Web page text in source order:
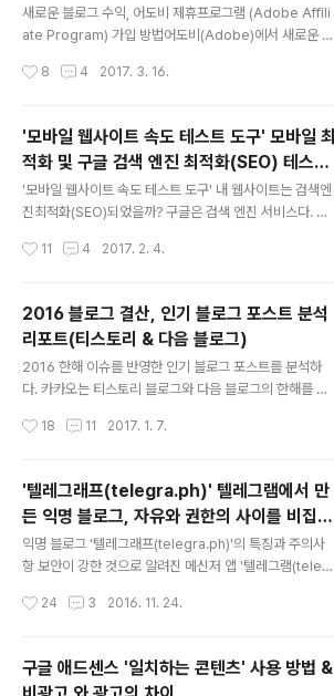
가 결산해 준 내용을 살펴보았다. IT 블로그라고 자부하는
만큼 역시나 'IT 인터넷'과 'IT 제품리뷰' 카테고리에 글이
+포스팅'에 선정되었다. 하루 한개 포스팅을 하는 분들도
새로운 블로그 수익, 어도비 제휴프로그램 (Adobe Affili
ate Program) 가입 방법어도비(Adobe)에서 새로운 제
어도비 社는 포토샵, 프리미어, 라이트룸, 일러스트레이터
는 프로그램을 제공하는 기업이다. 하지만 어도비 프로그
램이 워낙 고가이다보니 이를 해결하고자 몇년전부터는 A
dobe Creative Cloud, Adobe Stock, Adobe Doc
ument Cloud 등의 서비스를 선보이면서 정액제 서비스
로 원하는 프로그램을 이용할 수 있도록 하면서 고객 접근
온라인 매체, 블로그, 홈페이지 등 온라인으로..
8 4 2017. 3. 16.
'모바일 웹사이트 속도 테스트 도구' 모바일 최
적화 및 구글 검색 엔진 최적화(SEO) 테스트
'think with Google'
'모바일 웹사이트 속도 테스트 도구' 내 웹사이트는 검색엔
진최적화(SEO)되었을까? 구글은 검색 엔진 서비스다. 그
대응하는 방식을 검색엔진최적화(SEO) 작업이라 한다. 구
터넷 전체를 좀 더 '구글'스럽게 바꾸려는 의도가 있기도 하
다. 하지만, 내 블로그 또는 홈페이지가 검색엔진에 잘 만
걸릴 수 있다면 그보다 좋을수가 있겠는가. 구글에서 제공
하는 사이트 친화도 체크 서비스인 'think with Googl
진에 최적화되었는지 알 수 있다. 특히 모바일 디바이스에
11 4 2017. 2. 4.
2016 블로그 결산, 인기 블로그 포스트 분석
리포트(티스토리 & 다음 블로그)
2016 한해 이슈를 반영한 인기 블로그 포스트를 분석하
다. 카카오는 티스토리 블로그와 다음 블로그의 한해를 돌
체 블로그의 이슈를 알아보는 결과 리포트와 개별 블로그
다. 네이버 블로그 서비스가 워낙 대중적이다보니 티스토
리와 다음블로그를 어색하게 생각하는 분들이 많을 것이
다. 이번 공개한 정보를 보면 이들 역시 크게 다르지 않다는
것을 알 수 있울 것이다. 티스토리 X 다음블로그 2016 블
기 티스토리 x 다음 블로그 2016년 블로그 결산 해당 페이
18 11 2017. 1. 7.
'텔레그래프(telegra.ph)' 텔레그램에서 만
든 익명 블로그, 자유와 권한의 사이를 비집
다.
익명 블로그 '텔레그래프(telegra.ph)'의 특징과 주의사
항 보안이 강한 것으로 알려진 메신저 앱 '텔레그램(telegr
비스를 오픈하였다. 웹브라우저를 통해 텔레그래프 서비스
스소개 등의 메뉴가 전혀 없이, 덩그라니 글쓰기 만 있는 화
면이 바로 나타난다. 텔레그래프는 그렇게 로그인하지 않
24 3 2016. 11. 24.
구글 애드센스 '일치하는 콘텐츠' 사용 방법 &